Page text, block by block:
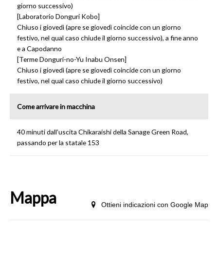
giorno successivo)
[Laboratorio Donguri Kobo]
Chiuso i giovedì (apre se giovedì coincide con un giorno
festivo, nel qual caso chiude il giorno successivo), a fine anno
e a Capodanno
[Terme Donguri-no-Yu Inabu Onsen]
Chiuso i giovedì (apre se giovedì coincide con un giorno
festivo, nel qual caso chiude il giorno successivo)
Come arrivare in macchina
40 minuti dall’uscita Chikaraishi della Sanage Green Road,
passando per la statale 153
Mappa Ottieni indicazioni con Google Map